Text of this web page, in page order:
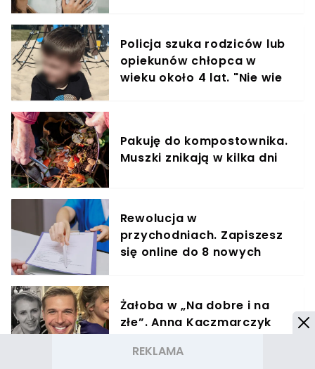
Policja szuka rodziców lub
opiekunów chłopca w
wieku około 4 lat. "Nie wie
Pakuję do kompostownika.
Muszki znikają w kilka dni
Rewolucja w
przychodniach. Zapiszesz
się online do 8 nowych
Żałoba w „Na dobre i na
złe”. Anna Kaczmarczyk
nie żyje. „Ciężko znaleźć
słowa”